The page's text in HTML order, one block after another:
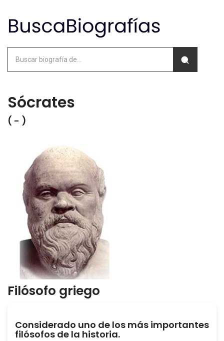
Sócrates
( - )
Filósofo griego
Considerado uno de los más importantes
filósofos de la historia.